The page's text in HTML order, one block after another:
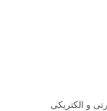
و الکتریکی